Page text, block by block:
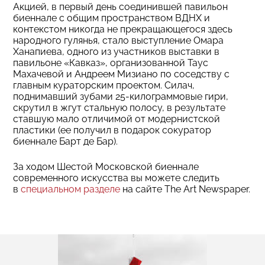
Акцией, в первый день соединившей павильон
биеннале с общим пространством ВДНХ и
контекстом никогда не прекращающегося здесь
народного гулянья, стало выступление Омара
Ханапиева, одного из участников выставки в
павильоне «Кавказ», организованной Таус
Махачевой и Андреем Мизиано по соседству с
главным кураторским проектом. Силач,
поднимавший зубами 25-килограммовые гири,
скрутил в жгут стальную полосу, в результате
ставшую мало отличимой от модернистской
пластики (ее получил в подарок сокуратор
биеннале Барт де Бар).
За ходом Шестой Московской биеннале
современного искусства вы можете следить
в специальном разделе на сайте The Art Newspaper.